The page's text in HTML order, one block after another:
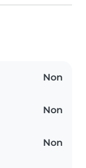
Non
Non
Non